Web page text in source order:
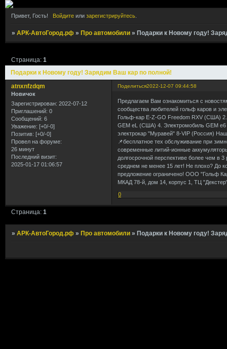
Привет, Гость! Войдитеили зарегистрируйтесь.
»АРК-АвтоГород.рф »Про автомобили »Подарки к Новому году!
Подарки к Новому году! Зарядим Ваш кар по полной!
Страница:1
Поделиться2022-12-07 09:44:58
atnxnfzdqm
Новичок
Зарегистрирован: 2022-07-12
Приглашений: 0
Сообщений: 6
Уважение: [+0/-0]
Позитив: [+0/-0]
Провел на форуме:
26 минут
Последний визит:
2025-01-17 01:06:57
Предлагаем Вам ознакомиться с
сообщества любителей гольф каров и
Гольф-кар E-Z-GO Freedom RXV (США)
GEM eL (США) 4. Электромобиль GEM
электрокар "Муравей" 8-VIP (Россия)
📌бесплатное тех обслуживание при
современные литий-ионные
долгосрочной перспективе более чем в
среднем не менее 15 лет! Не плохо? До
предложение ограничено! ООО "Гольф
МКАД 78-й, дом 14, корпус 1, ТЦ
0
Страница:1
»АРК-АвтоГород.рф » Про автомобили » Подарки к Новому году!